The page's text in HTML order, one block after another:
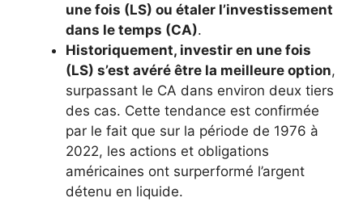
une fois (LS) ou étaler l’investissement
dans le temps (CA).
Historiquement, investir en une fois
(LS) s’est avéré être la meilleure option,
surpassant le CA dans environ deux tiers
des cas. Cette tendance est confirmée
par le fait que sur la période de 1976 à
2022, les actions et obligations
américaines ont surperformé l’argent
détenu en liquide.